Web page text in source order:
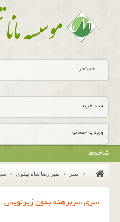
ورود به حساب
سبد خرید
شاخه‌ها
> تمبر > تمبر رضا شاه پهلوی >
سرى سربرهنه بدون زيرنويس